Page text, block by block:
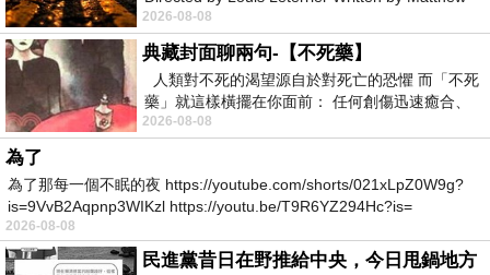
Robinson Starring Greta Lee Wa
2026-08-08
典藏封面聊兩句-【不死藥】
人類對不死的渴望源自於對死亡的恐懼 而「不死
藥」就這樣橫擺在你面前： 任何創傷迅速癒合、
停止衰老、痛覺消失…堪
2026-08-08
為了
為了那每一個不眠的夜 https://youtube.com/shorts/021xLpZ0W9g?
is=9VvB2Aqpnp3WIKzl https://youtu.be/T9R6YZ294Hc?is=
2026-08-08
民進黨昔日在野推給中央，今日甩鍋地方